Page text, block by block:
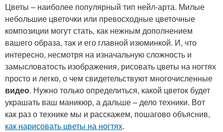
Цветы – наиболее популярный тип нейл-арта. Милые
небольшие цветочки или превосходные цветочные
композиции могут стать, как нежным дополнением
вашего образа, так и его главной изюминкой. И, что
интересно, несмотря на изначальную сложность и
замысловатость изображения, рисовать цветы на ногтях
просто и легко, о чем свидетельствуют многочисленные
видео. Нужно только определиться, какой цветок будет
украшать ваш маникюр, а дальше – дело техники. Вот
как раз о технике мы и расскажем, пошагово объяснив,
как нарисовать цветы на ногтях.